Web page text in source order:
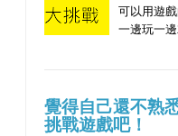
可以用遊
一邊玩一
覺得自己還不熟
挑戰遊戲吧！